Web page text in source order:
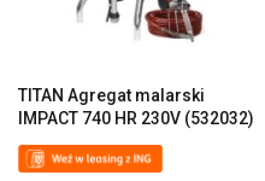
TITAN Agregat malarski
IMPACT 740 HR 230V (532032)